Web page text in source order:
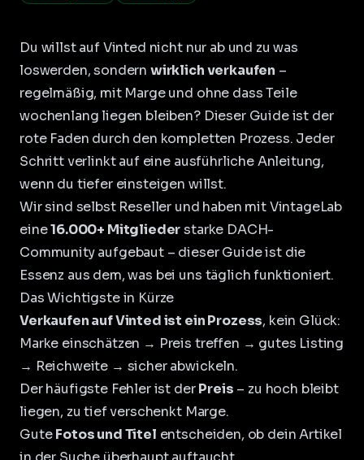
Du willst auf Vinted nicht nur ab und zu was
loswerden, sondern wirklich verkaufen –
regelmäßig, mit Marge und ohne dass Teile
wochenlang liegen bleiben? Dieser Guide ist der
rote Faden durch den kompletten Prozess. Jeder
Schritt verlinkt auf eine ausführliche Anleitung,
wenn du tiefer einsteigen willst.
Wir sind selbst Reseller und haben mit VintageLab
eine16.000+ Mitgliederstarke DACH-
Community aufgebaut – dieser Guide ist die
Essenz aus dem, was bei uns täglich funktioniert.
Das Wichtigste in Kürze
Verkaufen auf Vinted ist ein Prozess, kein Glück:
Marke einschätzen → Preis treffen → gutes Listing
→ Reichweite → sicher abwickeln.
Der häufigste Fehler ist derPreis – zu hoch bleibt
liegen, zu tief verschenkt Marge.
GuteFotos und Titel entscheiden, ob dein Artikel